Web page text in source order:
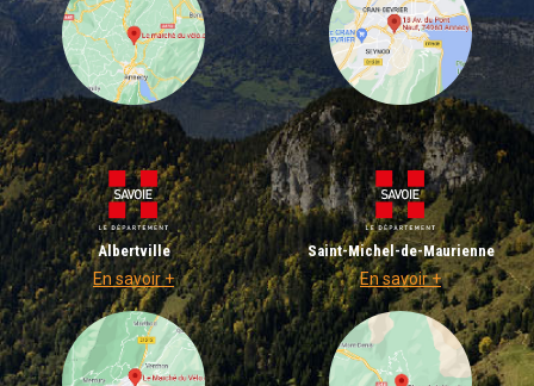
Albertville
En savoir +
Saint-Michel-de-Maurienne
En savoir +